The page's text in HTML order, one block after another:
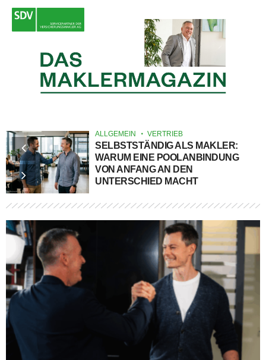
ALLGEMEIN VERTRIEB
SELBSTSTÄNDIG ALS MAKLER:
WARUM EINE POOLANBINDUNG
VON ANFANG AN DEN
UNTERSCHIED MACHT